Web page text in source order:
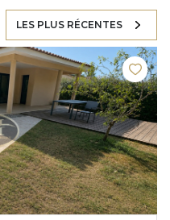
LES PLUS RÉCENTES